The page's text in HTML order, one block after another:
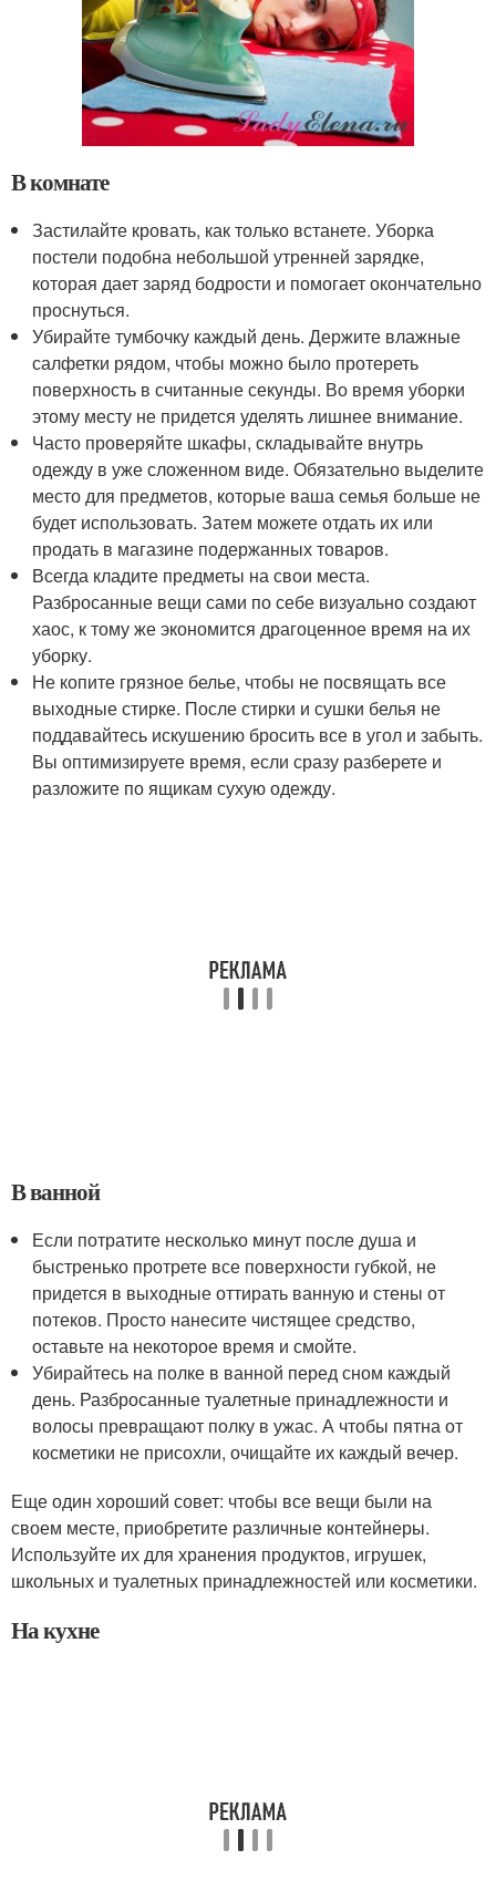
В комнате
Застилайте кровать, как только встанете. Уборка
постели подобна небольшой утренней зарядке,
которая дает заряд бодрости и помогает окончательно
проснуться.
Убирайте тумбочку каждый день. Держите влажные
салфетки рядом, чтобы можно было протереть
поверхность в считанные секунды. Во время уборки
этому месту не придется уделять лишнее внимание.
Часто проверяйте шкафы, складывайте внутрь
одежду в уже сложенном виде. Обязательно выделите
место для предметов, которые ваша семья больше не
будет использовать. Затем можете отдать их или
продать в магазине подержанных товаров.
Всегда кладите предметы на свои места.
Разбросанные вещи сами по себе визуально создают
хаос, к тому же экономится драгоценное время на их
уборку.
Не копите грязное белье, чтобы не посвящать все
выходные стирке. После стирки и сушки белья не
поддавайтесь искушению бросить все в угол и забыть.
Вы оптимизируете время, если сразу разберете и
разложите по ящикам сухую одежду.
В ванной
Если потратите несколько минут после душа и
быстренько протрете все поверхности губкой, не
придется в выходные оттирать ванную и стены от
потеков. Просто нанесите чистящее средство,
оставьте на некоторое время и смойте.
Убирайтесь на полке в ванной перед сном каждый
день. Разбросанные туалетные принадлежности и
волосы превращают полку в ужас. А чтобы пятна от
косметики не присохли, очищайте их каждый вечер.
Еще один хороший совет: чтобы все вещи были на
своем месте, приобретите различные контейнеры.
Используйте их для хранения продуктов, игрушек,
школьных и туалетных принадлежностей или косметики.
На кухне